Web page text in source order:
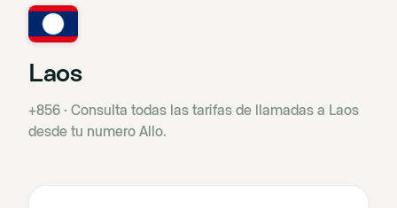
Laos
+856 · Consulta todas las tarifas de llamadas a Laos
desde tu numero Allo.